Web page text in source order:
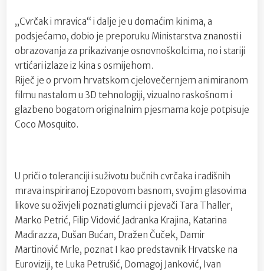
„Cvrčak i mravica“ i dalje je u domaćim kinima, a
podsjećamo, dobio je preporuku Ministarstva znanosti i
obrazovanja za prikazivanje osnovnoškolcima, no i stariji
vrtićari izlaze iz kina s osmijehom.
Riječ je o prvom hrvatskom cjelovečernjem animiranom
filmu nastalom u 3D tehnologiji, vizualno raskošnom i
glazbeno bogatom originalnim pjesmama koje potpisuje
Coco Mosquito.
U priči o toleranciji i suživotu bučnih cvrčaka i radišnih
mrava inspiriranoj Ezopovom basnom, svojim glasovima
likove su oživjeli poznati glumci i pjevači Tara Thaller,
Marko Petrić, Filip Vidović Jadranka Krajina, Katarina
Madirazza, Dušan Bućan, Dražen Čuček, Damir
Martinović Mrle, poznat I kao predstavnik Hrvatske na
Euroviziji, te Luka Petrušić, Domagoj Janković, Ivan